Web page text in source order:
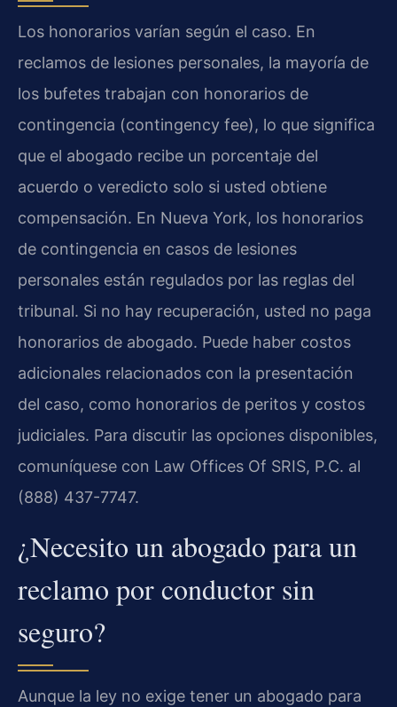
Los honorarios varían según el caso. En
reclamos de lesiones personales, la mayoría de
los bufetes trabajan con honorarios de
contingencia (contingency fee), lo que significa
que el abogado recibe un porcentaje del
acuerdo o veredicto solo si usted obtiene
compensación. En Nueva York, los honorarios
de contingencia en casos de lesiones
personales están regulados por las reglas del
tribunal. Si no hay recuperación, usted no paga
honorarios de abogado. Puede haber costos
adicionales relacionados con la presentación
del caso, como honorarios de peritos y costos
judiciales. Para discutir las opciones disponibles,
comuníquese con Law Offices Of SRIS, P.C. al
(888) 437-7747.
¿Necesito un abogado para un
reclamo por conductor sin
seguro?
Aunque la ley no exige tener un abogado para